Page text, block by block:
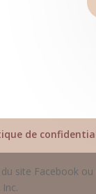
de
site Facebook